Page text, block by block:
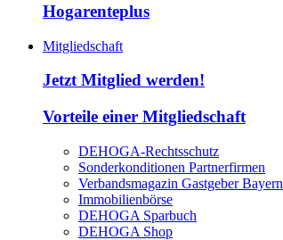
Hogarenteplus
Mitgliedschaft
Jetzt Mitglied werden!
Vorteile einer Mitgliedschaft
DEHOGA-Rechtsschutz
Sonderkonditionen Partnerfirmen
Verbandsmagazin Gastgeber Bayern
Immobilienbörse
DEHOGA Sparbuch
DEHOGA Shop